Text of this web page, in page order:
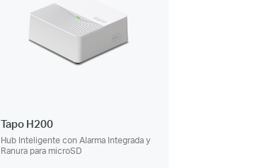
Tapo H200
Hub Inteligente con Alarma Integrada y
Ranura para microSD